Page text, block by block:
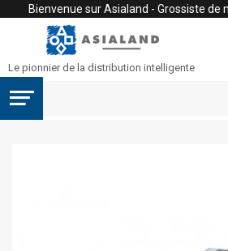
Bienvenue sur Asialand - Grossiste
Le pionnier de la distribution intelligente